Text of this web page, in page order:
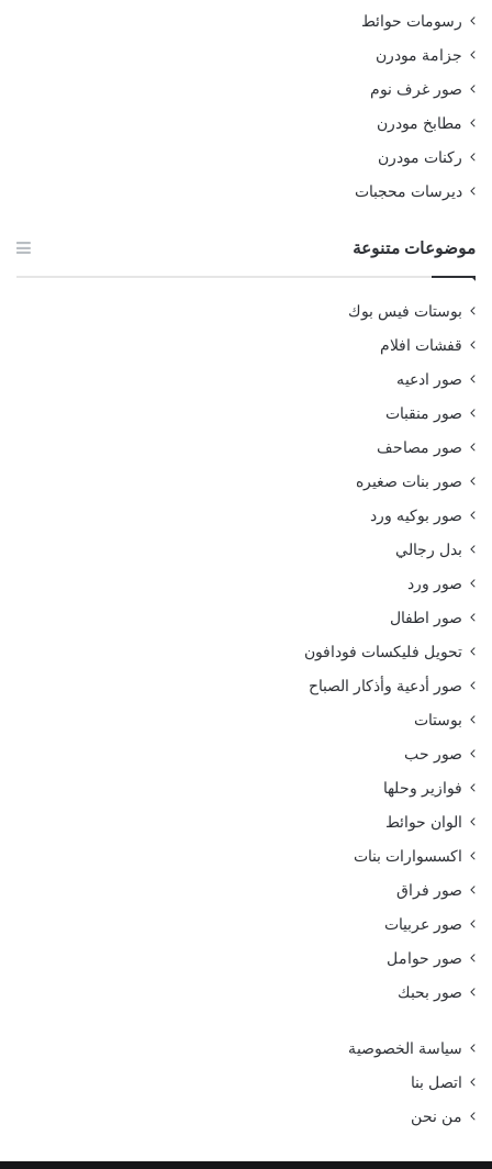
رسومات حوائط
جزامة مودرن
صور غرف نوم
مطابخ مودرن
ركنات مودرن
ديرسات محجبات
موضوعات متنوعة
بوستات فيس بوك
قفشات افلام
صور ادعيه
صور منقبات
صور مصاحف
صور بنات صغيره
صور بوكيه ورد
بدل رجالي
صور ورد
صور اطفال
تحويل فليكسات فودافون
صور أدعية وأذكار الصباح
بوستات
صور حب
فوازير وحلها
الوان حوائط
اكسسوارات بنات
صور فراق
صور عربيات
صور حوامل
صور بحبك
سياسة الخصوصية
اتصل بنا
من نحن